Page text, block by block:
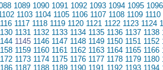
1089 1090 1091 1092 1093 1094 1095 1096
1103 1104 1105 1106 1107 1108 1109 1110
1117 1118 1119 1120 1121 1122 1123 1124
1131 1132 1133 1134 1135 1136 1137 1138
1145 1146 1147 1148 1149 1150 1151 1152
1159 1160 1161 1162 1163 1164 1165 1166
1173 1174 1175 1176 1177 1178 1179 1180
1187 1188 1189 1190 1191 1192 1193 1194